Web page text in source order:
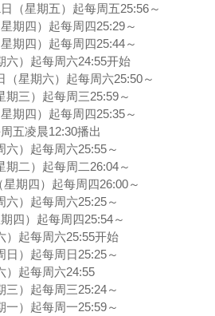
（星期五）起每周五25:56～
期四）起每周四25:29～
期四）起每周四25:44～
六）起每周六24:55开始
星期六）起每周六25:50～
三）起每周三25:59～
期四）起每周四25:35～
五凌晨12:30播出
）起每周六25:55～
二）起每周二26:04～
期四）起每周四26:00～
六）起每周六25:25～
四）起每周四25:54～
）起每周六25:55开始
）起每周日25:25～
）起每周六24:55
）起每周三25:24～
）起每周一25:59～